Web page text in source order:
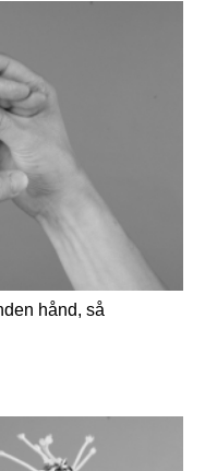
hånd, så